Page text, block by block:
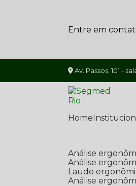
Entre em
Av. Passos, 101 -
Home
Análise
Análise
Laudo
Análise